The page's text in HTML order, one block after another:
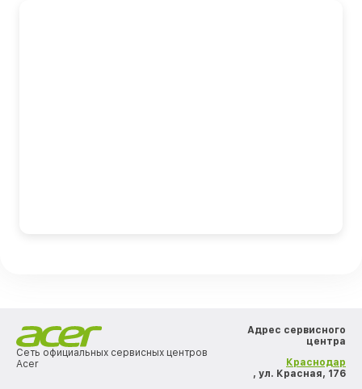
Сеть официальных сервисных центров
Acer
Адрес сервисного
центра
Краснодар
, ул. Красная, 176